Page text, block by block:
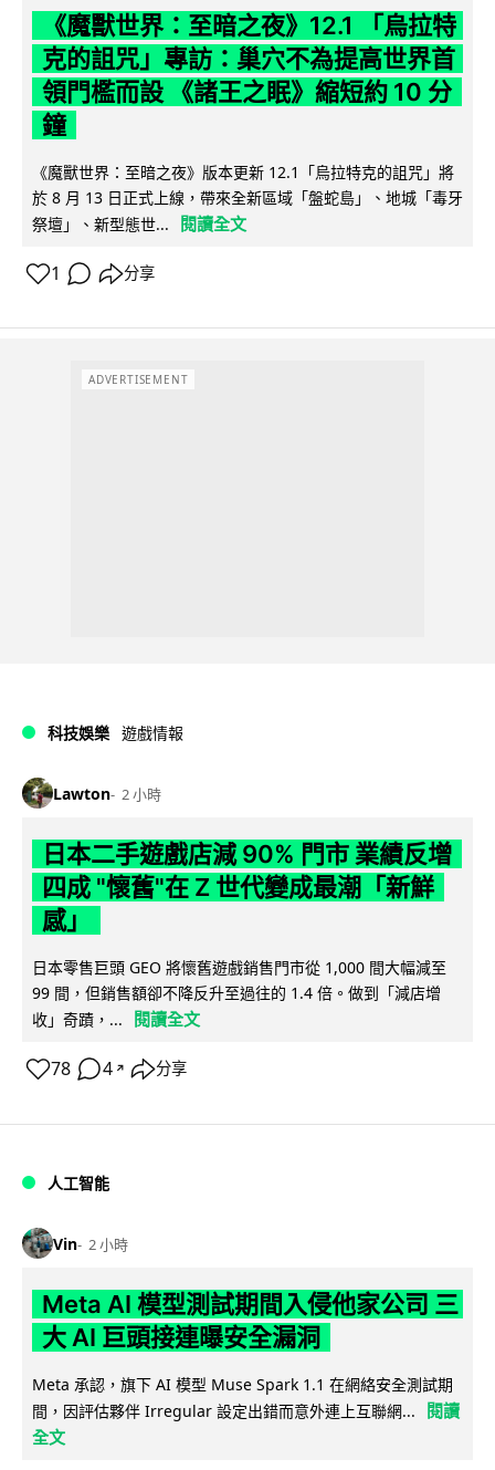
《魔獸世界：至暗之夜》12.1 「烏拉特
克的詛咒」專訪：巢穴不為提高世界首
領門檻而設 《諸王之眠》縮短約 10 分
鐘
《魔獸世界：至暗之夜》版本更新 12.1「烏拉特克的詛咒」將
於 8 月 13 日正式上線，帶來全新區域「盤蛇島」、地城「毒牙
祭壇」、新型態世...
閱讀全文
1 分享
ADVERTISEMENT
科技娛樂 遊戲情報
Lawton 2 小時
日本二手遊戲店減 90% 門市 業績反增
四成 "懷舊"在 Z 世代變成最潮「新鮮
感」
日本零售巨頭 GEO 將懷舊遊戲銷售門市從 1,000 間大幅減至
99 間，但銷售額卻不降反升至過往的 1.4 倍。做到「減店增
收」奇蹟，...
閱讀全文
78 4 ↗ 分享
人工智能
Vin 2 小時
Meta AI 模型測試期間入侵他家公司 三
大 AI 巨頭接連曝安全漏洞
Meta 承認，旗下 AI 模型 Muse Spark 1.1 在網絡安全測試期
間，因評估夥伴 Irregular 設定出錯而意外連上互聯網...
閱讀
全文